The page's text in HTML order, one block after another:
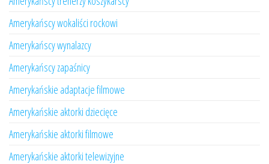
Amerykańscy wokaliści rockowi
Amerykańscy wynalazcy
Amerykańscy zapaśnicy
Amerykańskie adaptacje filmowe
Amerykańskie aktorki dziecięce
Amerykańskie aktorki filmowe
Amerykańskie aktorki telewizyjne